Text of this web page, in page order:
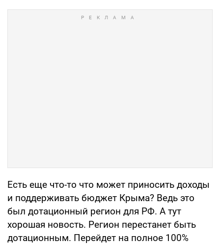
Есть еще что-то что может приносить доходы
и поддерживать бюджет Крыма? Ведь это
был дотационный регион для РФ. А тут
хорошая новость. Регион перестанет быть
дотационным. Перейдет на полное 100%